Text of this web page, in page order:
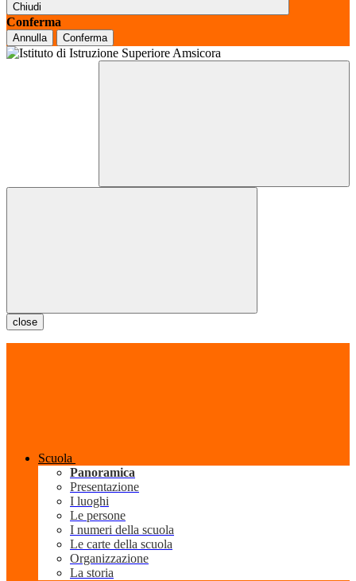
Chiudi
Conferma
Annulla Conferma
close
Scuola
Panoramica
Presentazione
I luoghi
Le persone
I numeri della scuola
Le carte della scuola
Organizzazione
La storia